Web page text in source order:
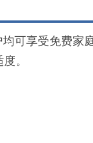
可享受免费
。